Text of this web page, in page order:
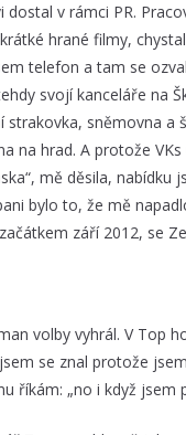
v rámci PR.
hrané filmy,
telefon a tam se
svojí kanceláře na
sněmovna a
na hrad. A protože
mě děsila, nabídku
bylo to, že mě
září 2012, se
volby vyhrál. V Top
se znal protože
říkám: „no i když jsem